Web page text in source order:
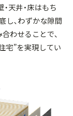
天井・床はもち
し、わずかな隙間
わせることで、
宅”を実現してい